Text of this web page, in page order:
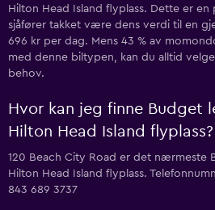
Hilton Head Island flyplass. Dette er
sjåfører takket være dens verdi til en
696 kr per dag. Mens 43 % av
med denne biltypen, kan du alltid
behov.
Hvor kan jeg finne Budget
Hilton Head Island flyplass?
120 Beach City Road er det nærmeste
Hilton Head Island flyplass.
843 689 3737